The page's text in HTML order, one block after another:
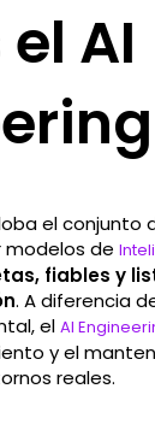
AI
el conjunto
de
fiables y
. A diferencia
el AI
y el
reales.